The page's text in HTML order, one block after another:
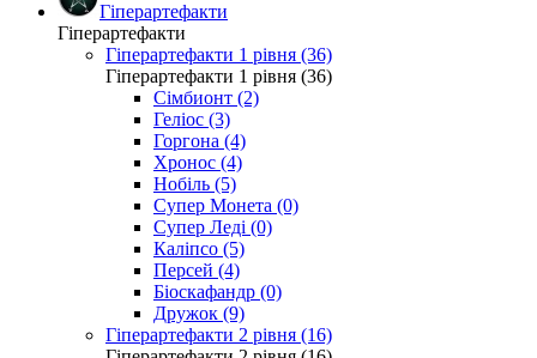
Гіперартефакти
Гіперартефакти
Гіперартефакти 1 рівня (36)
Гіперартефакти 1 рівня (36)
Сімбионт (2)
Геліос (3)
Горгона (4)
Хронос (4)
Нобіль (5)
Супер Монета (0)
Супер Леді (0)
Каліпсо (5)
Персей (4)
Біоскафандр (0)
Дружок (9)
Гіперартефакти 2 рівня (16)